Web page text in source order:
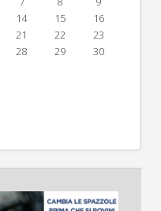
14 15
16
21 22
23
28 29
30